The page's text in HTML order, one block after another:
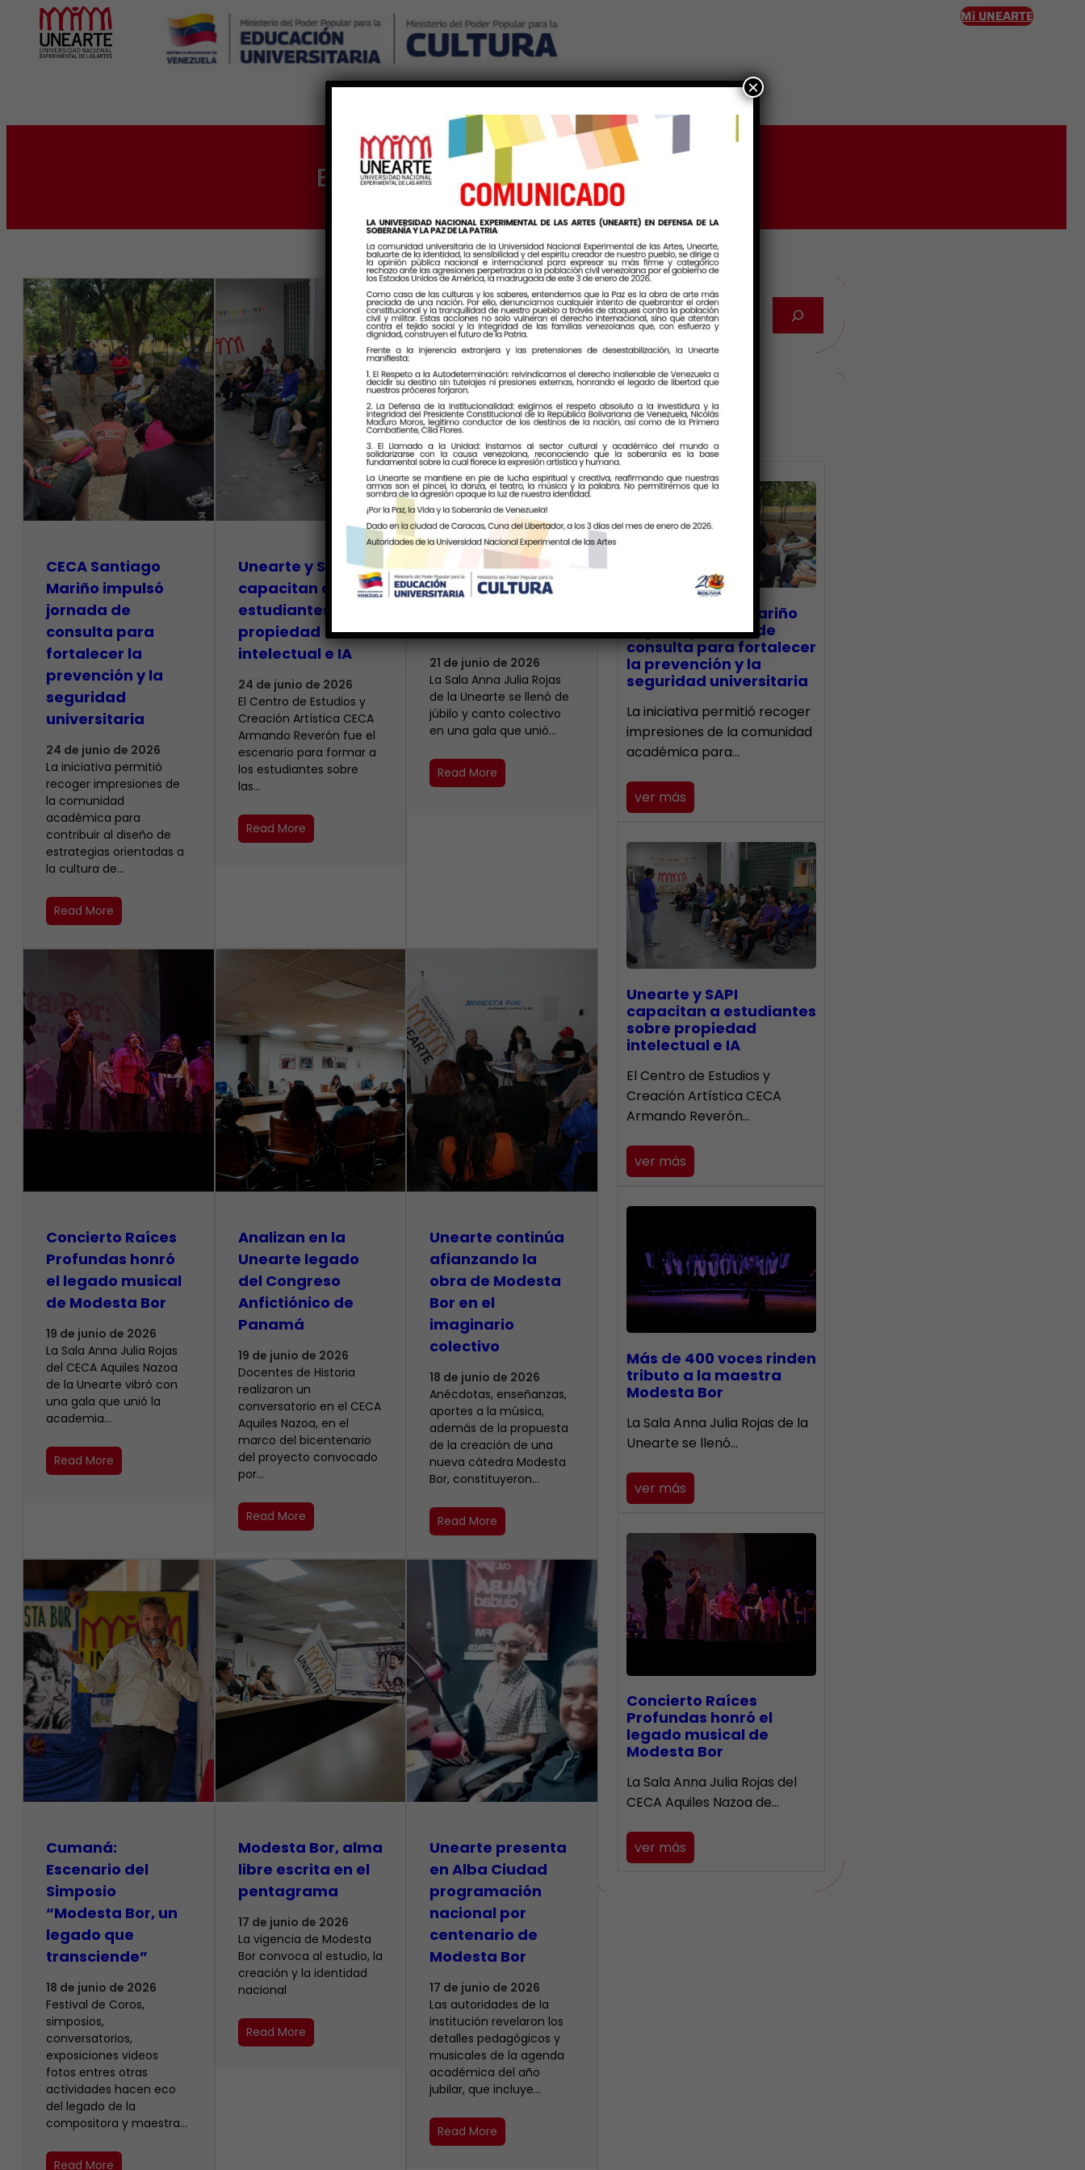
Mi UNEARTE
Ingreso
Etiqueta: TrabajosDeInvestigacion
CECA Santiago
Mariño impulsó
jornada de
consulta para
fortalecer la
prevención y la
seguridad
universitaria
24 de junio de 2026
La iniciativa permitió
recoger impresiones de
la comunidad
académica para
contribuir al diseño de
estrategias orientadas a
la cultura de…
Read More
Unearte y SAPI
capacitan a
estudiantes sobre
propiedad
intelectual e IA
24 de junio de 2026
El Centro de Estudios y
Creación Artística CECA
Armando Reverón fue el
escenario para formar a
los estudiantes sobre
las…
Read More
Más de 400 voces
rinden tributo a la
Bor
21 de junio de 2026
​La Sala Anna Julia Rojas
de la Unearte se llenó de
júbilo y canto colectivo
en una gala que unió…
Read More
​Concierto Raíces
Profundas honró
el legado musical
de Modesta Bor
19 de junio de 2026
La Sala Anna Julia Rojas
del CECA Aquiles Nazoa
de la Unearte vibró con
una gala que unió la
academia…
Read More
Analizan en la
Unearte legado
del Congreso
Anfictiónico de
Panamá
19 de junio de 2026
Docentes de Historia
realizaron un
conversatorio en el CECA
Aquiles Nazoa, en el
marco del bicentenario
del proyecto convocado
por…
Read More
Unearte continúa
afianzando la
obra de Modesta
Bor en el
imaginario
colectivo
18 de junio de 2026
Anécdotas, enseñanzas,
aportes a la música,
además de la propuesta
de la creación de una
nueva cátedra Modesta
Bor, constituyeron…
Read More
Cumaná:
Escenario del
Simposio
“Modesta Bor, un
legado que
transciende”
18 de junio de 2026
Festival de Coros,
simposios,
conversatorios,
exposiciones videos
fotos entres otras
actividades hacen eco
del legado de la
compositora y maestra…
Read More
Modesta Bor, alma
libre escrita en el
pentagrama
17 de junio de 2026
La vigencia de Modesta
Bor convoca al estudio, la
creación y la identidad
nacional
Read More
​Unearte presenta
en Alba Ciudad
programación
nacional por
centenario de
Modesta Bor
17 de junio de 2026
Las autoridades de la
institución revelaron los
detalles pedagógicos y
musicales de la agenda
académica del año
jubilar, que incluye…
Read More
Últimas Noticias
CECA Santiago Mariño
impulsó jornada de
consulta para fortalecer
la prevención y la
seguridad universitaria
La iniciativa permitió recoger
impresiones de la comunidad
académica para…
ver más
Unearte y SAPI
capacitan a estudiantes
sobre propiedad
intelectual e IA
El Centro de Estudios y
Creación Artística CECA
Armando Reverón…
ver más
Más de 400 voces rinden
tributo a la maestra
Modesta Bor
​La Sala Anna Julia Rojas de la
Unearte se llenó…
ver más
​Concierto Raíces
Profundas honró el
legado musical de
Modesta Bor
La Sala Anna Julia Rojas del
CECA Aquiles Nazoa de…
ver más
×